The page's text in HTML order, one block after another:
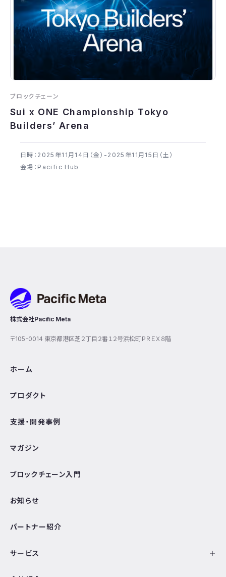
ブロックチェーン
Sui x ONE Championship Tokyo
Builders’ Arena
日時：2025年​11月14日（金）-2025年​11月15日（土）
会場：Pacific Hub
株式会社Pacific Meta
〒105-0014 東京都港区芝２丁目２番１２号浜松町ＰＲＥＸ８階
ホーム
プロダクト
支援・開発事例
マガジン
ブロックチェーン入門
お知らせ
パートナー紹介
サービス